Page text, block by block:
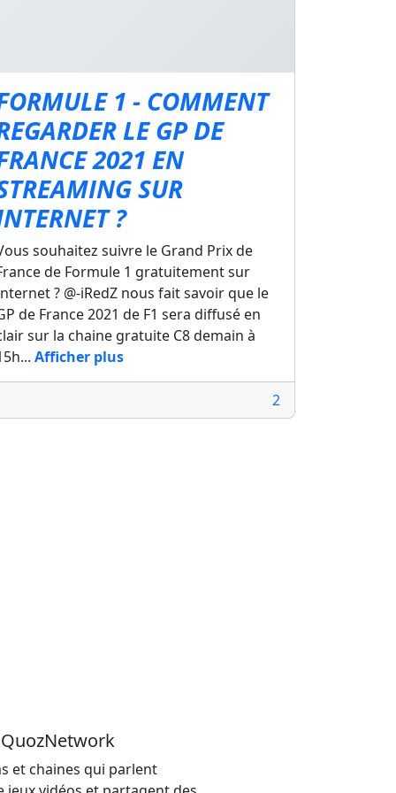
1 - COMMENT
LE GP DE
2021 EN
SUR
?
souhaitez suivre le Grand Prix de
de Formule 1 gratuitement sur
? @-iRedZ nous fait savoir que le
de France 2021 de F1 sera diffusé en
sur la chaine gratuite C8 demain à
Afficher plus
2
et chaines qui parlent